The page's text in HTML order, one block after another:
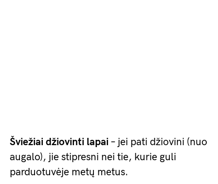
Šviežiai džiovinti lapai – jei pati džiovini (nuo
augalo), jie stipresni nei tie, kurie guli
parduotuvėje metų metus.